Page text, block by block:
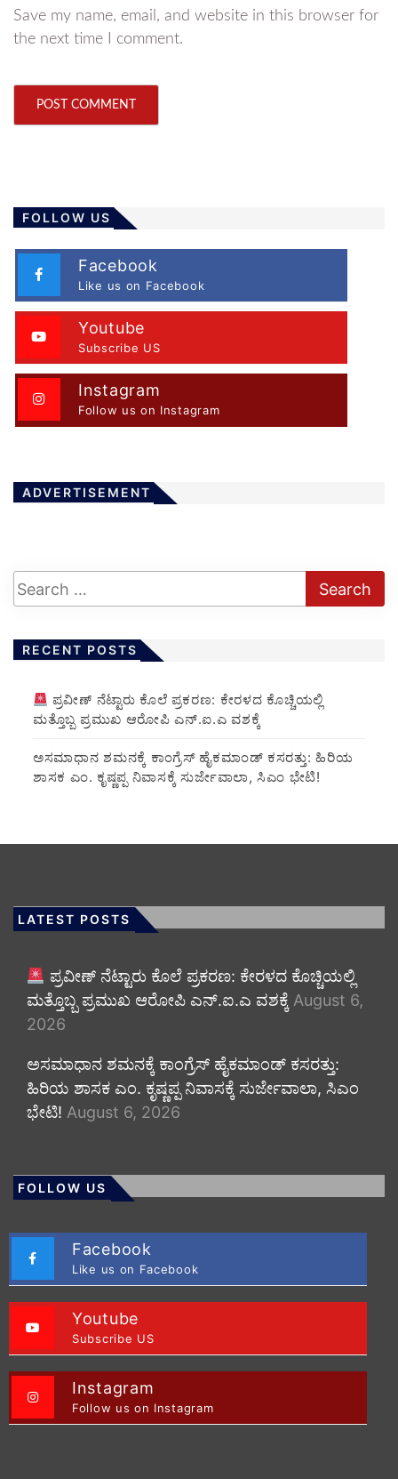
Save my name, email, and website in this browser for
the next time I comment.
FOLLOW US
Facebook
Like us on Facebook
Youtube
Subscribe US
Instagram
Follow us on Instagram
ADVERTISEMENT
RECENT POSTS
ಪ್ರವೀಣ್ ನೆಟ್ಟಾರು ಕೊಲೆ ಪ್ರಕರಣ: ಕೇರಳದ ಕೊಚ್ಚಿಯಲ್ಲಿ
ಮತ್ತೊಬ್ಬ ಪ್ರಮುಖ ಆರೋಪಿ ಎನ್.ಐ.ಎ ವಶಕ್ಕೆ
ಅಸಮಾಧಾನ ಶಮನಕ್ಕೆ ಕಾಂಗ್ರೆಸ್ ಹೈಕಮಾಂಡ್ ಕಸರತ್ತು: ಹಿರಿಯ
ಶಾಸಕ ಎಂ. ಕೃಷ್ಣಪ್ಪ ನಿವಾಸಕ್ಕೆ ಸುರ್ಜೇವಾಲಾ, ಸಿಎಂ ಭೇಟಿ!
LATEST POSTS
ಪ್ರವೀಣ್ ನೆಟ್ಟಾರು ಕೊಲೆ ಪ್ರಕರಣ: ಕೇರಳದ ಕೊಚ್ಚಿಯಲ್ಲಿ
ಮತ್ತೊಬ್ಬ ಪ್ರಮುಖ ಆರೋಪಿ ಎನ್.ಐ.ಎ ವಶಕ್ಕೆ August 6,
2026
ಅಸಮಾಧಾನ ಶಮನಕ್ಕೆ ಕಾಂಗ್ರೆಸ್ ಹೈಕಮಾಂಡ್ ಕಸರತ್ತು:
ಹಿರಿಯ ಶಾಸಕ ಎಂ. ಕೃಷ್ಣಪ್ಪ ನಿವಾಸಕ್ಕೆ ಸುರ್ಜೇವಾಲಾ, ಸಿಎಂ
ಭೇಟಿ! August 6, 2026
FOLLOW US
Facebook
Like us on Facebook
Youtube
Subscribe US
Instagram
Follow us on Instagram